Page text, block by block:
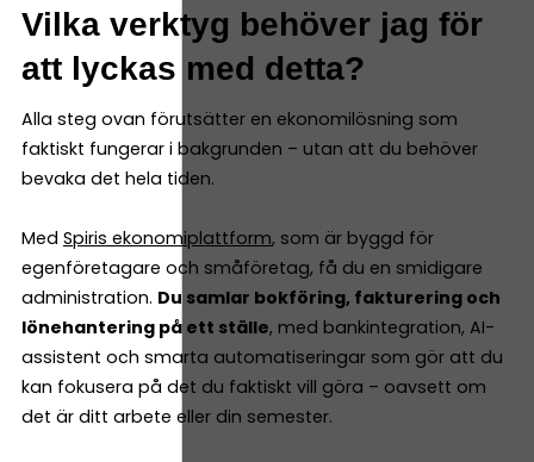
Vilka verktyg behöver jag för
att lyckas med detta?
Alla steg ovan förutsätter en ekonomilösning som
faktiskt fungerar i bakgrunden – utan att du behöver
bevaka det hela tiden.
Med Spiris ekonomiplattform, som är byggd för
egenföretagare och småföretag, få du en smidigare
administration. Du samlar bokföring, fakturering och
lönehantering på ett ställe, med bankintegration, AI-
assistent och smarta automatiseringar som gör att du
kan fokusera på det du faktiskt vill göra – oavsett om
det är ditt arbete eller din semester.